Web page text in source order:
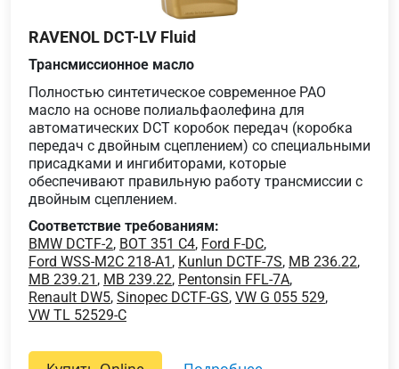
RAVENOL DCT-LV Fluid
Трансмиссионное масло
Полностью синтетическое современное PAO
масло на основе полиальфаолефина для
автоматических DCT коробок передач (коробка
передач с двойным сцеплением) со специальными
присадками и ингибиторами, которые
обеспечивают правильную работу трансмиссии с
двойным сцеплением.
Соответствие требованиям:
BMW DCTF-2, BOT 351 C4, Ford F-DC,
Ford WSS-M2C 218-A1 , Kunlun DCTF-7S, MB 236.22,
MB 239.21 , MB 239.22, Pentonsin FFL-7A,
Renault DW5, Sinopec DCTF-GS, VW G 055 529,
VW TL 52529-C